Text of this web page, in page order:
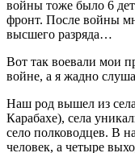
войны тоже было 6
фронт. После войны
высшего разряда…
Вот так воевали мои
войне, а я жадно
Наш род вышел из
Карабахе), села
село полководцев. В
человек, а четыре